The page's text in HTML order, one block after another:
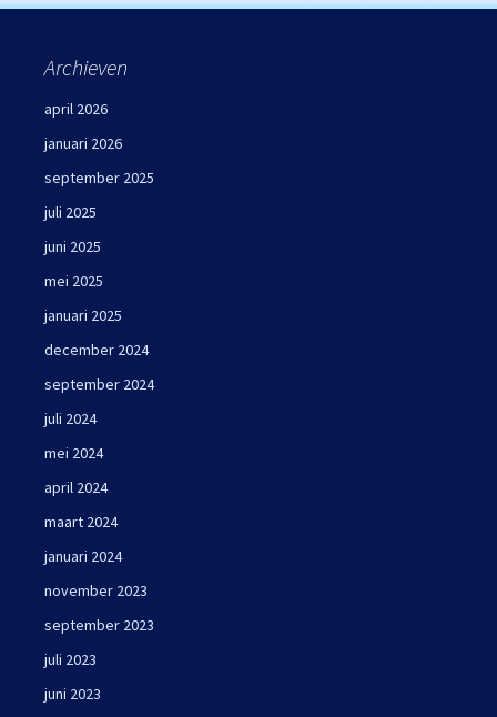
Archieven
april 2026
januari 2026
september 2025
juli 2025
juni 2025
mei 2025
januari 2025
december 2024
september 2024
juli 2024
mei 2024
april 2024
maart 2024
januari 2024
november 2023
september 2023
juli 2023
juni 2023